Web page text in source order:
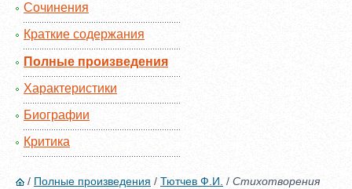
Сочинения
Краткие содержания
Полные произведения
Характеристики
Биографии
Критика
/ Полные произведения / Тютчев Ф.И. / Стихотворения